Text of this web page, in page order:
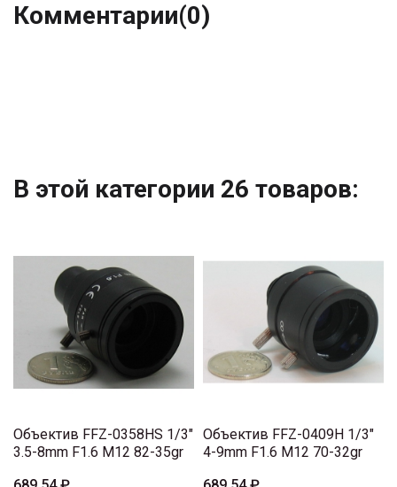
Комментарии(0)
В этой категории 26 товаров:
Объектив FFZ-0358HS 1/3"
3.5-8mm F1.6 M12 82-35gr
Объектив FFZ-0409H 1/3"
4-9mm F1.6 M12 70-32gr